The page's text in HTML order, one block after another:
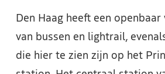
Den Haag heeft een
van bussen en lightrail,
die hier te zien zijn op het